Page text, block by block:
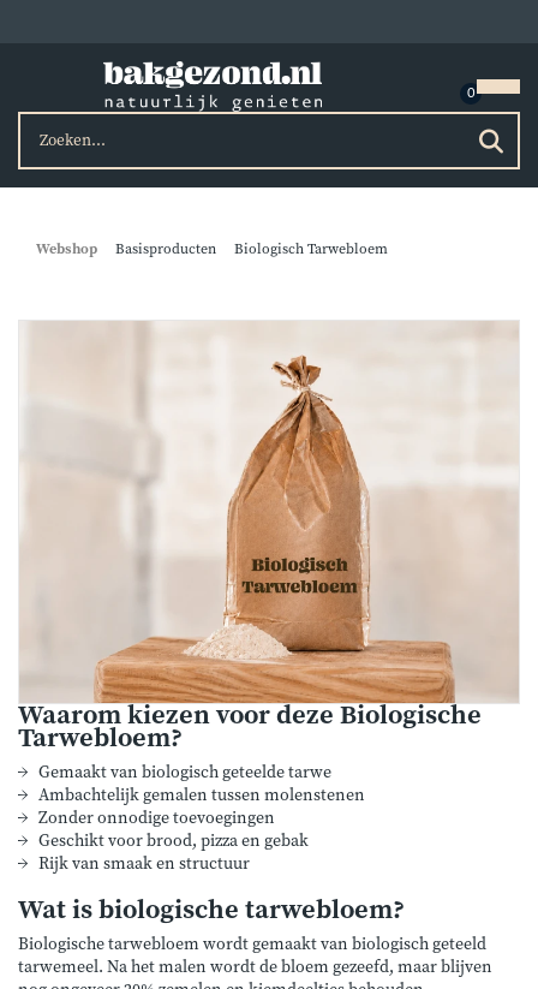
Webshop Basisproducten Biologisch Tarwebloem
Waarom kiezen voor deze Biologische
Tarwebloem?
Gemaakt van biologisch geteelde tarwe
Ambachtelijk gemalen tussen molenstenen
Zonder onnodige toevoegingen
Geschikt voor brood, pizza en gebak
Rijk van smaak en structuur
Wat is biologische tarwebloem?
Biologische tarwebloem wordt gemaakt van biologisch geteeld
tarwemeel. Na het malen wordt de bloem gezeefd, maar blijven